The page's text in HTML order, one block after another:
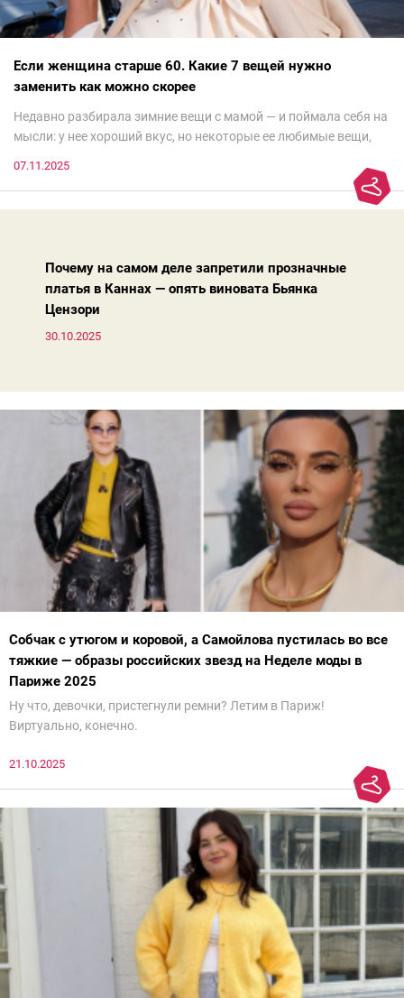
Если женщина старше 60. Какие 7 вещей нужно
заменить как можно скорее
Недавно разбирала зимние вещи с мамой — и поймала себя на
мысли: у нее хороший вкус, но некоторые ее любимые вещи,
моды. Вовсе нет.Проблема в том, что сама мода сделала шаг
07.11.2025
Почему на самом деле запретили прозначные
платья в Каннах — опять виновата Бьянка
Цензори
30.10.2025
Собчак с утюгом и коровой, а Самойлова пустилась во все
тяжкие — образы российских звезд на Неделе моды в
Париже 2025
Ну что, девочки, пристегнули ремни? Летим в Париж!
Виртуально, конечно.
21.10.2025